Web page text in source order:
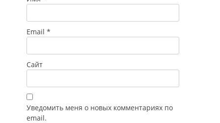
Email *
Сайт
Уведомить меня о новых комментариях по
email.